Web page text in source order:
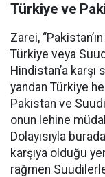
Türkiye ve
Zarei,
Türkiye veya
Hindistan’a
yandan Türkiye
Pakistan ve Suudi
onun lehine
Dolayısıyla
karşıya olduğu
rağmen